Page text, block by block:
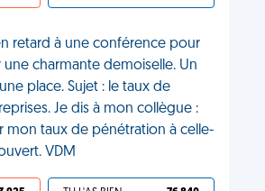
retard à une conférence pour
une charmante demoiselle. Un
place. Sujet : le taux de
Je dis à mon collègue :
mon taux de pénétration à celle-
VDM